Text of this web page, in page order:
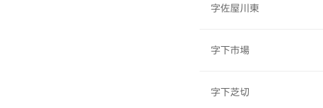
字佐屋川東
字下市場
字下芝切